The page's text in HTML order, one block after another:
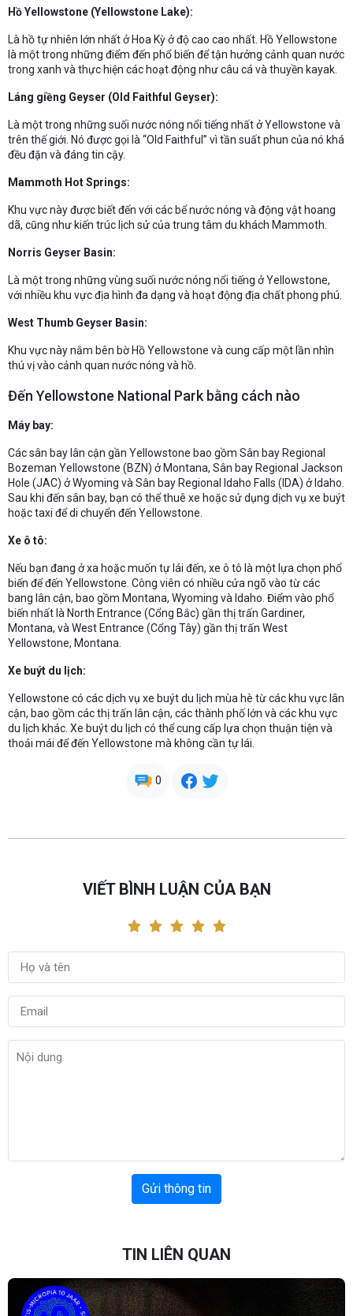
Hồ Yellowstone (Yellowstone Lake):
Là hồ tự nhiên lớn nhất ở Hoa Kỳ ở độ cao cao nhất. Hồ Yellowstone
là một trong những điểm đến phổ biến để tận hưởng cảnh quan nước
trong xanh và thực hiện các hoạt động như câu cá và thuyền kayak.
Láng giềng Geyser (Old Faithful Geyser):
Là một trong những suối nước nóng nổi tiếng nhất ở Yellowstone và
trên thế giới. Nó được gọi là “Old Faithful” vì tần suất phun của nó khá
đều đặn và đáng tin cậy.
Mammoth Hot Springs:
Khu vực này được biết đến với các bể nước nóng và động vật hoang
dã, cũng như kiến trúc lịch sử của trung tâm du khách Mammoth.
Norris Geyser Basin:
Là một trong những vùng suối nước nóng nổi tiếng ở Yellowstone,
với nhiều khu vực địa hình đa dạng và hoạt động địa chất phong phú.
West Thumb Geyser Basin:
Khu vực này nằm bên bờ Hồ Yellowstone và cung cấp một lần nhìn
thú vị vào cảnh quan nước nóng và hồ.
Đến Yellowstone National Park bằng cách nào
Máy bay:
Các sân bay lân cận gần Yellowstone bao gồm Sân bay Regional
Bozeman Yellowstone (BZN) ở Montana, Sân bay Regional Jackson
Hole (JAC) ở Wyoming và Sân bay Regional Idaho Falls (IDA) ở Idaho.
Sau khi đến sân bay, bạn có thể thuê xe hoặc sử dụng dịch vụ xe buýt
hoặc taxi để di chuyển đến Yellowstone.
Xe ô tô:
Nếu bạn đang ở xa hoặc muốn tự lái đến, xe ô tô là một lựa chọn phổ
biến để đến Yellowstone. Công viên có nhiều cửa ngõ vào từ các
bang lân cận, bao gồm Montana, Wyoming và Idaho. Điểm vào phổ
biến nhất là North Entrance (Cổng Bắc) gần thị trấn Gardiner,
Montana, và West Entrance (Cổng Tây) gần thị trấn West
Yellowstone, Montana.
Xe buýt du lịch:
Yellowstone có các dịch vụ xe buýt du lịch mùa hè từ các khu vực lân
cận, bao gồm các thị trấn lân cận, các thành phố lớn và các khu vực
du lịch khác. Xe buýt du lịch có thể cung cấp lựa chọn thuận tiện và
thoải mái để đến Yellowstone mà không cần tự lái.
0
VIẾT BÌNH LUẬN CỦA BẠN
Gửi thông tin
TIN LIÊN QUAN